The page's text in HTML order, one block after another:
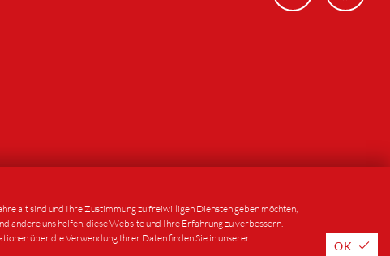
alt sind und Ihre Zustimmung zu freiwilligen Diensten geben möchten,
andere uns helfen, diese Website und Ihre Erfahrung zu verbessern.
über die Verwendung Ihrer Daten finden Sie in unserer
OK